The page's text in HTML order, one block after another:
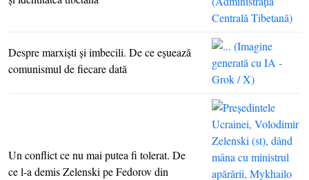
Despre marxişti şi imbecili. De ce eşuează
comunismul de fiecare dată
Un conflict ce nu mai putea fi tolerat. De
ce l-a demis Zelenski pe Fedorov din